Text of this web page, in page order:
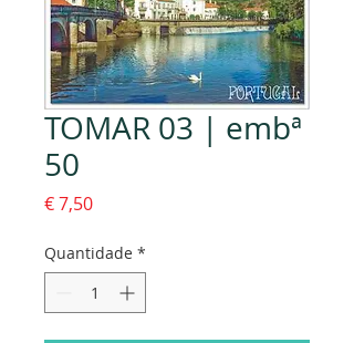
TOMAR 03 | embª
50
€ 7,50Preço
Quantidade *